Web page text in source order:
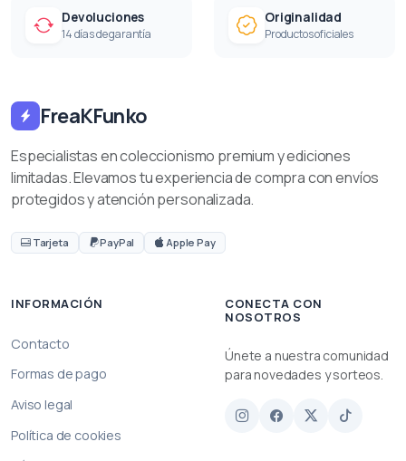
Devoluciones
14 días de garantía
Originalidad
Productos oficiales
FreaKFunko
Especialistas en coleccionismo premium y ediciones
limitadas. Elevamos tu experiencia de compra con envíos
protegidos y atención personalizada.
Tarjeta PayPal Apple Pay
INFORMACIÓN
Contacto
Formas de pago
Aviso legal
Política de cookies
CONECTA CON
NOSOTROS
Únete a nuestra comunidad
para novedades y sorteos.